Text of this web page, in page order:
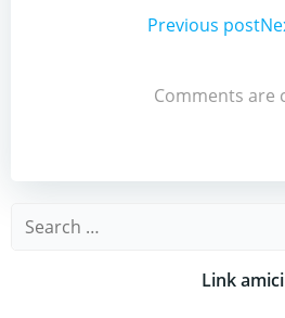
Post
Previous post
Comments are
Search
Link amici